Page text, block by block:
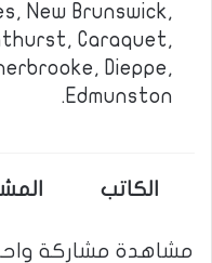
New Brunswick,
Caraquet,
Dieppe,
Edmunston.
الكاتب
مشاهدة مشاركة